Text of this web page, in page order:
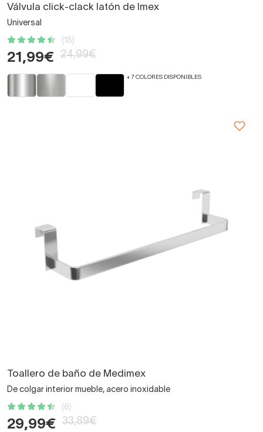
Válvula click-clack latón de Imex
Universal
(18)
21,99€ 24,99€
+ 7 COLORES DISPONIBLES
Toallero de baño de Medimex
De colgar interior mueble, acero inoxidable
(6)
29,99€ 33,89€